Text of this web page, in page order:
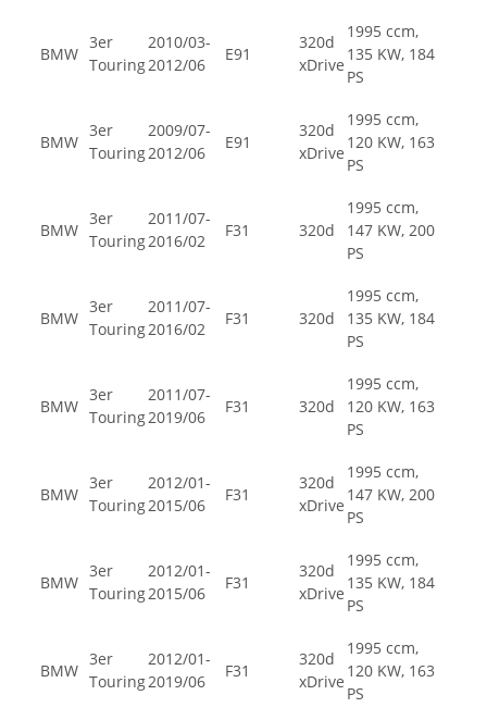
BMW
3er
Touring
2010/03-
2012/06
E91
320d
xDrive
1995 ccm,
135 KW, 184
PS
BMW
3er
Touring
2009/07-
2012/06
E91
320d
xDrive
1995 ccm,
120 KW, 163
PS
BMW
3er
Touring
2011/07-
2016/02
F31 320d
1995 ccm,
147 KW, 200
PS
BMW
3er
Touring
2011/07-
2016/02
F31 320d
1995 ccm,
135 KW, 184
PS
BMW
3er
Touring
2011/07-
2019/06
F31 320d
1995 ccm,
120 KW, 163
PS
BMW
3er
Touring
2012/01-
2015/06
F31
320d
xDrive
1995 ccm,
147 KW, 200
PS
BMW
3er
Touring
2012/01-
2015/06
F31
320d
xDrive
1995 ccm,
135 KW, 184
PS
BMW
3er
Touring
2012/01-
2019/06
F31
320d
xDrive
1995 ccm,
120 KW, 163
PS